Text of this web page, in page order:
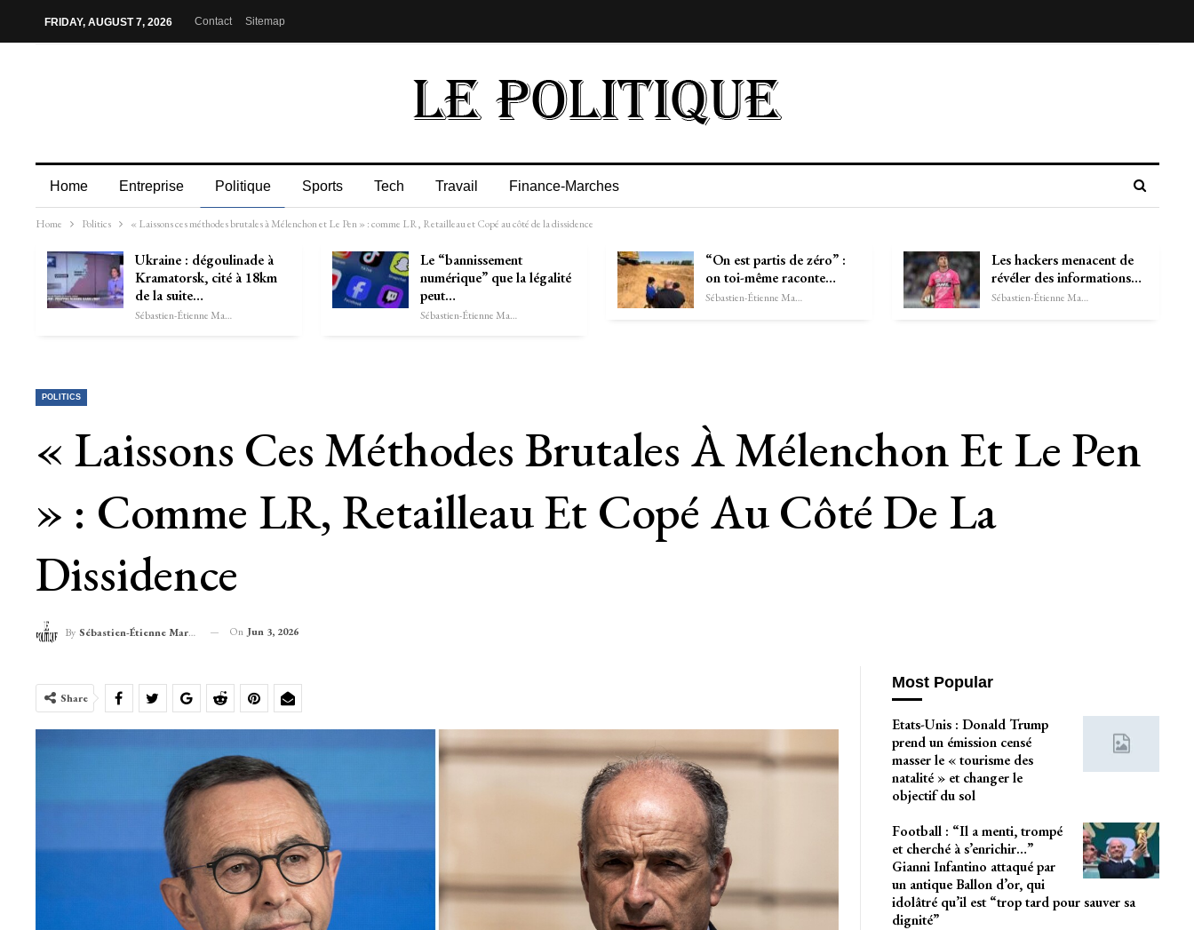
FRIDAY, AUGUST 7, 2026 Contact Sitemap
Home Entreprise Politique Sports Tech Travail Finance-Marches
Home Politics « Laissons ces méthodes brutales à Mélenchon et Le Pen » : comme LR, Retailleau et Copé au côté de la dissidence
Ukraine : dégoulinade à
Kramatorsk, cité à 18km
de la suite…
Sébastien-Étienne Marechal
Le “bannissement
numérique” que la légalité
peut…
Sébastien-Étienne Marechal
“On est partis de zéro” :
on toi-même raconte…
Sébastien-Étienne Marechal
Les hackers menacent de
révéler des informations…
Sébastien-Étienne Marechal
POLITICS
« Laissons Ces Méthodes Brutales À Mélenchon Et Le Pen
» : Comme LR, Retailleau Et Copé Au Côté De La
Dissidence
By Sébastien-Étienne Marechal On Jun 3, 2026
Share
Most Popular
Etats-Unis : Donald Trump
prend un émission censé
masser le « tourisme des
natalité » et changer le
objectif du sol
Football : “Il a menti, trompé
et cherché à s’enrichir…”
Gianni Infantino attaqué par
un antique Ballon d’or, qui
idolâtré qu’il est “trop tard pour sauver sa
dignité”